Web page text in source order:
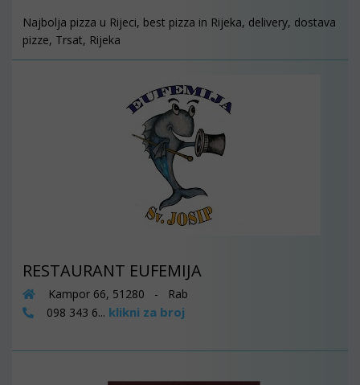
Najbolja pizza u Rijeci, best pizza in Rijeka, delivery, dostava
pizze, Trsat, Rijeka
RESTAURANT EUFEMIJA
Kampor 66, 51280 - Rab
098 343 6... klikni za broj